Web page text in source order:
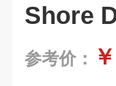
Shore
参考价：